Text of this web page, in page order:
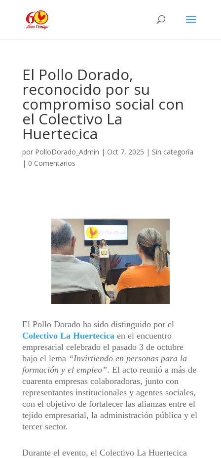
El Pollo Dorado,
reconocido por su
compromiso social con
el Colectivo La
Huertecica
por PolloDorado_Admin | Oct 7, 2025 | Sin categoría
| 0 Comentarios
El Pollo Dorado ha sido distinguido por el
Colectivo La Huertecica en el encuentro
empresarial celebrado el pasado 3 de octubre
bajo el lema “Invirtiendo en personas para la
formación y el empleo”. El acto reunió a más de
cuarenta empresas colaboradoras, junto con
representantes institucionales y agentes sociales,
con el objetivo de fortalecer las alianzas entre el
tejido empresarial, la administración pública y el
tercer sector.
Durante el evento, el Colectivo La Huertecica